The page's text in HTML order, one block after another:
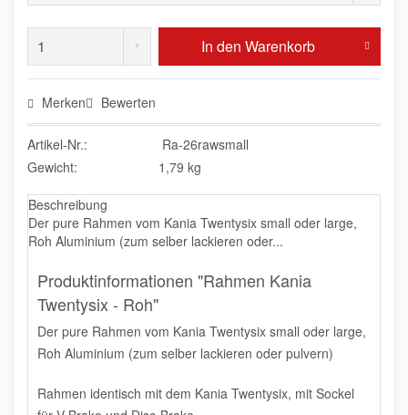
In den Warenkorb
Merken Bewerten
Artikel-Nr.:
Ra-26rawsmall
Gewicht:
1,79 kg
Beschreibung
Der pure Rahmen vom Kania Twentysix small oder large,
Roh Aluminium (zum selber lackieren oder...
Produktinformationen "Rahmen Kania
Twentysix - Roh"
Der pure Rahmen vom Kania Twentysix small oder large,
Roh Aluminium (zum selber lackieren oder pulvern)
Rahmen identisch mit dem Kania Twentysix, mit Sockel